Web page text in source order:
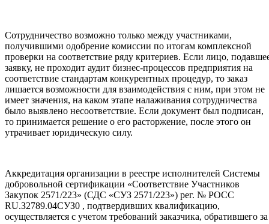
Сотрудничество возможно только между участниками,
получившими одобрение комиссии по итогам комплексной
проверки на соответствие ряду критериев. Если лицо,
заявку, не проходит аудит бизнес-процессов предприятия на
соответствие стандартам конкурентных процедур, то заказ
лишается возможности для взаимодействия с ним, при этом не
имеет значения, на каком этапе налаживания сотрудничества
было выявлено несоответствие. Если документ был подписан,
то принимается решение о его расторжение, после этого он
утрачивает юридическую силу.
Аккредитация организации в реестре исполнителей Системы
добровольной сертификации «Соответствие Участников
Закупок 2571/223» (СДС «СУЗ 2571/223») рег. № РОСС
RU.З2789.04СУЗ0 , подтвердивших квалификацию,
осуществляется с учетом требований заказчика, обратившего за